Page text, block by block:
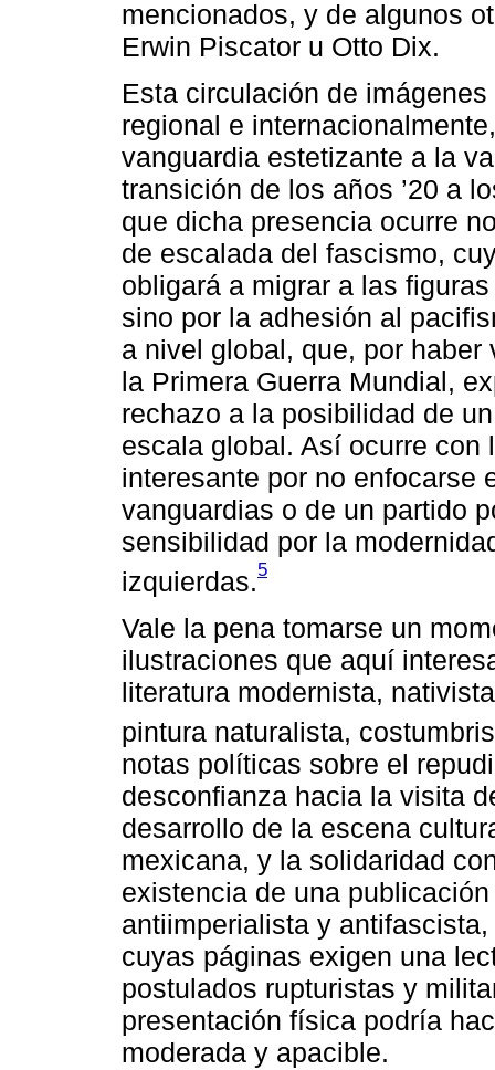
mencionados, y de algunos
Erwin Piscator u Otto Dix.
Esta circulación de
regional e
vanguardia estetizante a la
transición de los años ’20 a
que dicha presencia ocurre
de escalada del fascismo,
obligará a migrar a las
sino por la adhesión al
a nivel global, que, por
la Primera Guerra Mundial,
rechazo a la posibilidad de
escala global. Así ocurre
interesante por no enfocarse
vanguardias o de un partido
sensibilidad por la
izquierdas.5
Vale la pena tomarse un
ilustraciones que aquí
literatura modernista,
pintura naturalista,
notas políticas sobre el
desconfianza hacia la visita
desarrollo de la escena
mexicana, y la solidaridad
existencia de una
antiimperialista y
cuyas páginas exigen una
postulados rupturistas y
presentación física podría
moderada y apacible.